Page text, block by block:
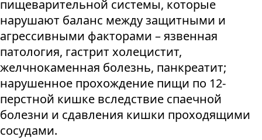
пищеварительной системы, которые
нарушают баланс между защитными и
агрессивными факторами – язвенная
патология, гастрит холецистит,
желчнокаменная болезнь, панкреатит;
нарушенное прохождение пищи по 12-
перстной кишке вследствие спаечной
болезни и сдавления кишки проходящими
сосудами.